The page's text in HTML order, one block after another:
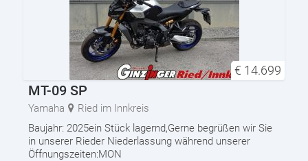
€ 14.699
MT-09 SP
Yamaha
Ried im Innkreis
Baujahr: 2025ein Stück lagernd,Gerne begrüßen wir Sie
in unserer Rieder Niederlassung während unserer
Öffnungszeiten:MON